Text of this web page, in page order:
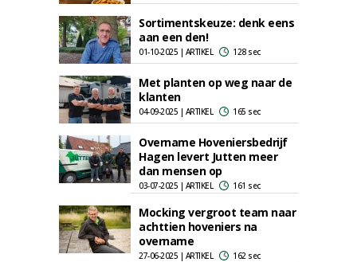
Sortimentskeuze: denk eens
aan een den!
01-10-2025 | ARTIKEL 128 sec
Met planten op weg naar de
klanten
04-09-2025 | ARTIKEL 165 sec
Overname Hoveniersbedrijf
Hagen levert Jutten meer
dan mensen op
03-07-2025 | ARTIKEL 161 sec
Mocking vergroot team naar
achttien hoveniers na
overname
27-06-2025 | ARTIKEL 162 sec